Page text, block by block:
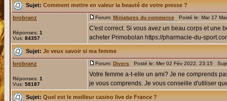
Sujet:Comment mettre en valeur la beauté de votre presse ?
brobranz
Réponses: 1
Vus: 84357
Forum: Miniatures du commerce Posté le: Mar 17
C'est correct. Si vous avez un beau corps et une
acheter Primobolan https://pharmacie-du-
Sujet:Je veux savoir si ma femme
brobranz
Réponses: 1
Vus: 58187
Forum: Divers Posté le: Mer 02 Fév 2022, 23:15
Votre femme a-t-elle un ami? Je ne comprends
je vous comprends. Je vous conseille d'utiliser
Sujet:Quel est le meilleur casino live de France ?